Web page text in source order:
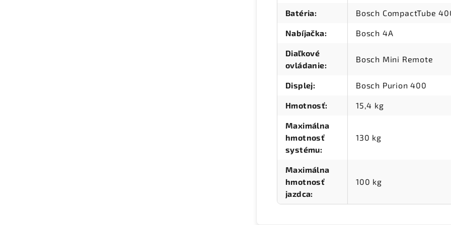
Batéria: Bosch CompactTube
Nabíjačka: Bosch 4A
Diaľkové
ovládanie:
Bosch Mini Remote
Displej: Bosch Purion 400
Hmotnosť: 15,4 kg
Maximálna
hmotnosť
systému:
130 kg
Maximálna
hmotnosť
jazdca:
100 kg